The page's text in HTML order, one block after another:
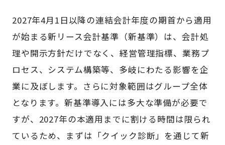
2027年4月1日以降の連結会計年度の期首から適用
が始まる新リース会計基準（新基準）は、会計処
理や開示方針だけでなく、経営管理指標、業務プ
ロセス、システム構築等、多岐にわたる影響を企
業に及ぼします。さらに対象範囲はグループ全体
となります。新基準導入には多大な準備が必要で
すが、2027年の本適用までに割ける時間は限られ
ているため、まずは「クイック診断」を通じて新